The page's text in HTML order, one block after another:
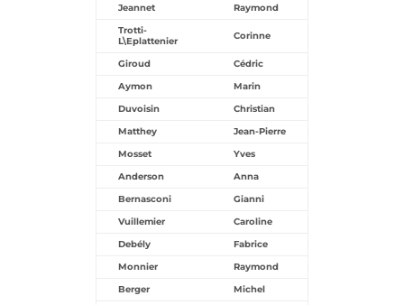
Jeannet
Raymond
Trotti-
L\Eplattenier
Corinne
Giroud
Cédric
Aymon
Marin
Duvoisin
Christian
Matthey
Jean-Pierre
Mosset
Yves
Anderson
Anna
Bernasconi
Gianni
Vuillemier
Caroline
Debély
Fabrice
Monnier
Raymond
Berger
Michel